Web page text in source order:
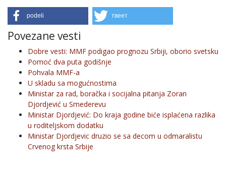
podeli твеет
Povezane vesti
Dobre vesti: MMF podigao prognozu Srbiji, oborio svetsku
Pomoć dva puta godišnje
Pohvala MMF-a
U skladu sa mogućnostima
Ministar za rad, boračka i socijalna pitanja Zoran
Djordjević u Smederevu
Ministar Djordjević: Do kraja godine biće isplaćena razlika
u roditeljskom dodatku
Ministar Djordjevic druzio se sa decom u odmaralistu
Crvenog krsta Srbije